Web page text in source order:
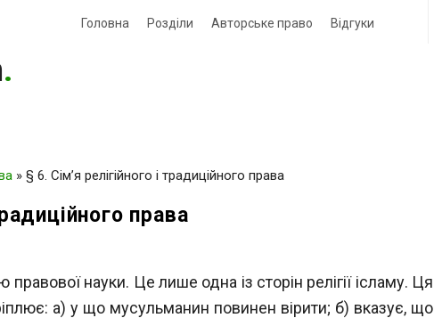
Головна Розділи Авторське право Відгуки
.
» § 6. Сім’я релігійного і традиційного права
права
науки. Це лише одна із сторін релігії ісламу. Ця
а) у що мусульманин повинен вірити; б) вказує, що